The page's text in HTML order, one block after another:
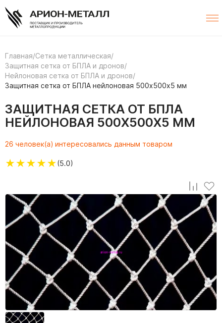
Главная/Сетка металлическая/
Защитная сетка от БПЛА и дронов/
Нейлоновая сетка от БПЛА и дронов/
Защитная сетка от БПЛА нейлоновая 500х500х5 мм
ЗАЩИТНАЯ СЕТКА ОТ БПЛА
НЕЙЛОНОВАЯ 500Х500Х5 ММ
26 человек(а) интересовались данным товаром
★★★★★(5.0)